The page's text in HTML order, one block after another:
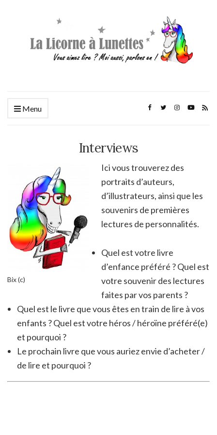
Menu
Interviews
Bix (c)
Ici vous trouverez des
portraits d’auteurs,
d’illustrateurs, ainsi que les
souvenirs de premières
lectures de personnalités.
Quel est votre livre
d’enfance préféré ? Quel est
votre souvenir des lectures
faites par vos parents ?
Quel est le livre que vous êtes en train de lire à vos
enfants ? Quel est votre héros / héroïne préféré(e)
et pourquoi ?
Le prochain livre que vous auriez envie d’acheter /
de lire et pourquoi ?